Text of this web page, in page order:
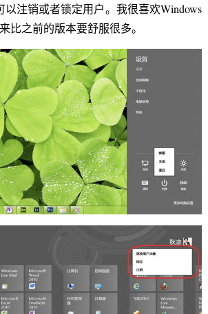
以注销或者锁定用户。我很喜欢Windows
比之前的版本要舒服很多。